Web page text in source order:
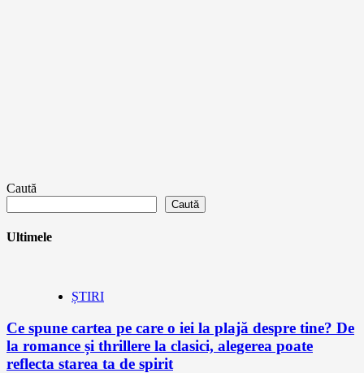
Caută
Caută
Ultimele
ȘTIRI
Ce spune cartea pe care o iei la plajă despre tine? De
la romance și thrillere la clasici, alegerea poate
reflecta starea ta de spirit